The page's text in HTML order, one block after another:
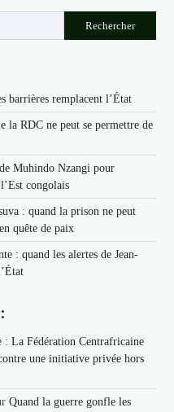
Rechercher
barrières remplacent l’État
la RDC ne peut se permettre de
Muhindo Nzangi pour
congolais
: quand la prison ne peut
quête de paix
: quand les alertes de Jean-
: La Fédération Centrafricaine
une initiative privée hors
Quand la guerre gonfle les